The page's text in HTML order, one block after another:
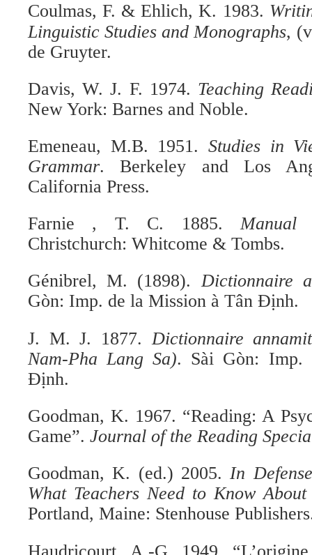
Coulmas, F. & Ehlich, K. 1983.
Linguistic Studies and Monographs,
de Gruyter.
Davis, W. J. F. 1974. Teaching
New York: Barnes and Noble.
Emeneau, M.B. 1951. Studies in
Grammar. Berkeley and Los
California Press.
Farnie , T. C. 1885.Manual
Christchurch: Whitcome & Tombs.
Génibrel, M. (1898).Dictionnaire
Gòn: Imp. de la Mission à Tân Định.
J. M. J. 1877.Dictionnaire
Nam-Pha Lang Sa). Sài Gòn: Imp.
Định.
Goodman, K. 1967. “Reading: A
Game”. Journal of the Reading
Goodman, K. (ed.) 2005.In
What Teachers Need to Know
Portland, Maine: Stenhouse